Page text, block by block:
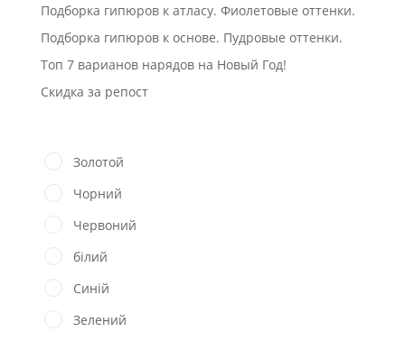
Подборка гипюров к атласу. Фиолетовые оттенки.
Подборка гипюров к основе. Пудровые оттенки.
Топ 7 варианов нарядов на Новый Год!
Скидка за репост
Золотой
Чорний
Червоний
білий
Синій
Зелений